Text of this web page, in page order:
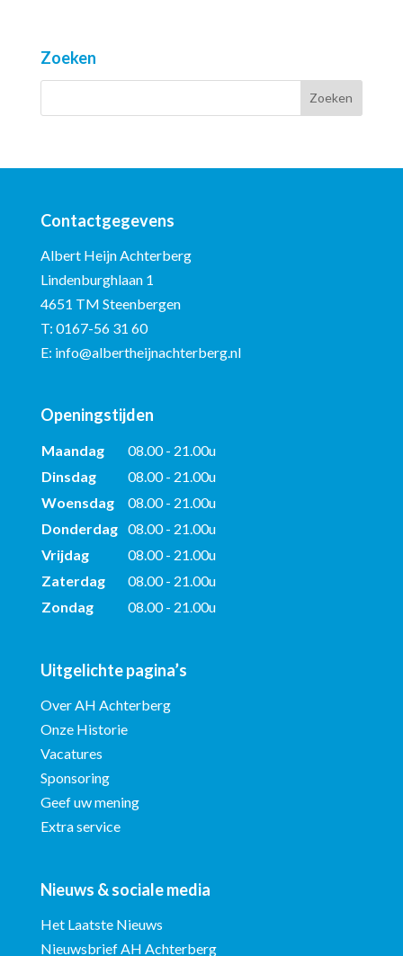
Zoeken
Contactgegevens
Albert Heijn Achterberg
Lindenburghlaan 1
4651 TM Steenbergen
T: 0167-56 31 60
E: info@albertheijnachterberg.nl
Openingstijden
Maandag
08.00 - 21.00u
Dinsdag
08.00 - 21.00u
Woensdag
08.00 - 21.00u
Donderdag 08.00 - 21.00u
Vrijdag
08.00 - 21.00u
Zaterdag
08.00 - 21.00u
Zondag
08.00 - 21.00u
Uitgelichte pagina’s
Over AH Achterberg
Onze Historie
Vacatures
Sponsoring
Geef uw mening
Extra service
Nieuws & sociale media
Het Laatste Nieuws
Nieuwsbrief AH Achterberg